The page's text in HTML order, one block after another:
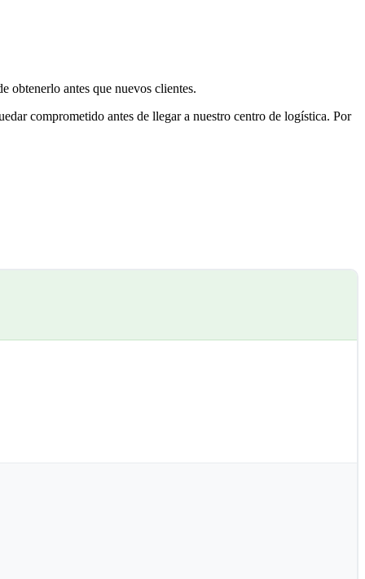
obtenerlo antes que nuevos clientes.
comprometido antes de llegar a nuestro centro de logística. Por